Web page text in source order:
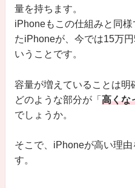
量を持ちます。
iPhoneもこの仕組みと同
たiPhoneが、今では15万
いうことです。
容量が増えていることは明
どのような部分が「 高くな
でしょうか。
そこで、iPhoneが高い理
す。